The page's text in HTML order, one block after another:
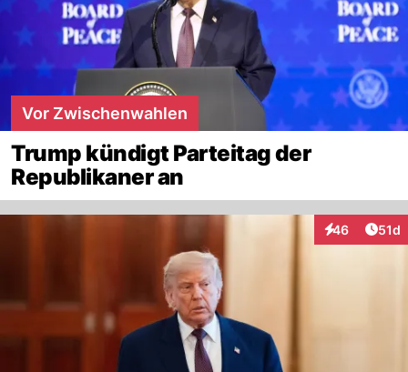
Vor Zwischenwahlen
Trump kündigt Parteitag der
Republikaner an
46
Interaktionen
51d